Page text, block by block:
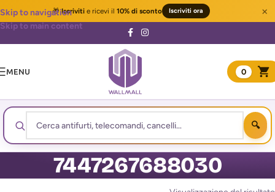
🎁Iscrivitie ricevi il 10% di sconto Iscriviti ora ×
Skip to navigation
Skip to main content
MENU 0
7447267688030